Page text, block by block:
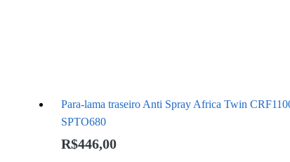
Para-lama traseiro Anti Spray Africa Twin
SPTO680
R$446,00